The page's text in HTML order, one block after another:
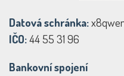
Datová schránka:
IČO:44 55 31 96
Bankovní spojení